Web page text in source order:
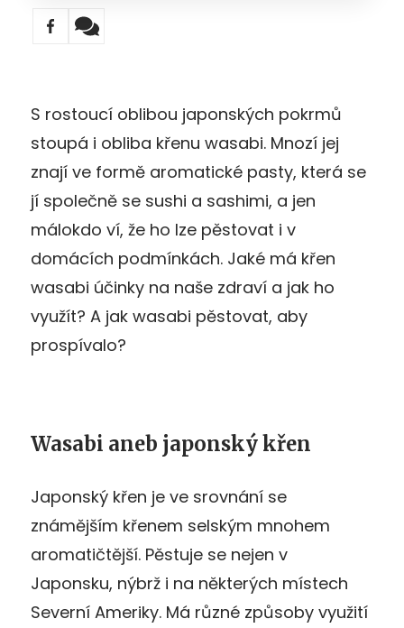
S rostoucí oblibou japonských pokrmů
stoupá i obliba křenu wasabi. Mnozí jej
znají ve formě aromatické pasty, která se
jí společně se sushi a sashimi, a jen
málokdo ví, že ho lze pěstovat i v
domácích podmínkách. Jaké má křen
wasabi účinky na naše zdraví a jak ho
využít? A jak wasabi pěstovat, aby
prospívalo?
Wasabi aneb japonský křen
Japonský křen je ve srovnání se
známějším křenem selským mnohem
aromatičtější. Pěstuje se nejen v
Japonsku, nýbrž i na některých místech
Severní Ameriky. Má různé způsoby využití